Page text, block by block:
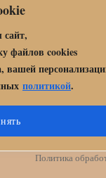
файлов cookies
вашей
политикой.
Центр
Политика